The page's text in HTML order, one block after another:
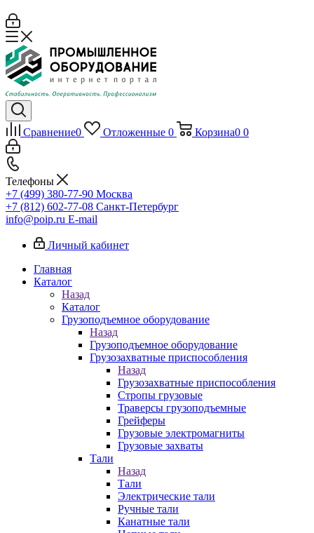
Сравнение0 Отложенные 0 Корзина0 0
Телефоны
+7 (499) 380-77-90 Москва
+7 (812) 602-77-08 Санкт-Петербург
info@poip.ru E-mail
Личный кабинет
Главная
Каталог
Назад
Каталог
Грузоподъемное оборудование
Назад
Грузоподъемное оборудование
Грузозахватные приспособления
Назад
Грузозахватные приспособления
Стропы грузовые
Траверсы грузоподъемные
Грейферы
Грузовые электромагниты
Грузовые захваты
Тали
Назад
Тали
Электрические тали
Ручные тали
Канатные тали